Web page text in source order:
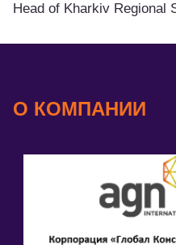
Head of Kharkiv Regional
О КОМПАНИИ